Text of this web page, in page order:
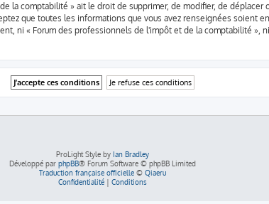
la comptabilité » ait le droit de supprimer, de modifier, de déplacer
que toutes les informations que vous avez renseignées soient
ni « Forum des professionnels de l'impôt et de la comptabilité »,
ProLight Style by Ian Bradley
Développé par phpBB® Forum Software © phpBB Limited
Traduction française officielle© Qiaeru
Confidentialité| Conditions